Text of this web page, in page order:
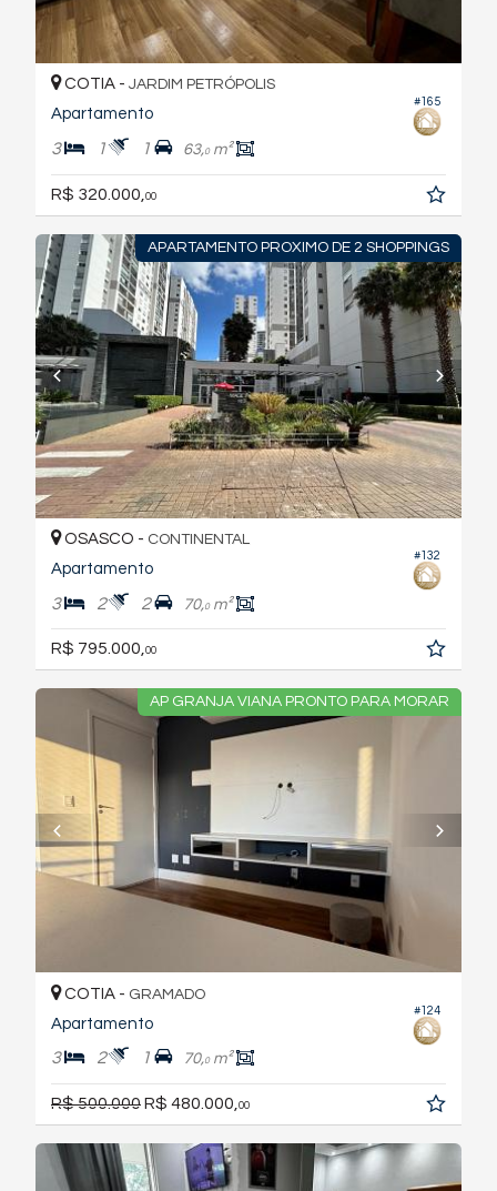
#165
COTIA - JARDIM PETRÓPOLIS
Apartamento
3 1 1 63,0m²
R$ 320.000, 00
APARTAMENTO PROXIMO DE 2 SHOPPINGS
#132
OSASCO - CONTINENTAL
Apartamento
3 2 2 70,0m²
R$ 795.000,00
AP GRANJA VIANA PRONTO PARA MORAR
#124
COTIA - GRAMADO
Apartamento
3 2 1 70,0m²
R$ 500.000R$ 480.000, 00